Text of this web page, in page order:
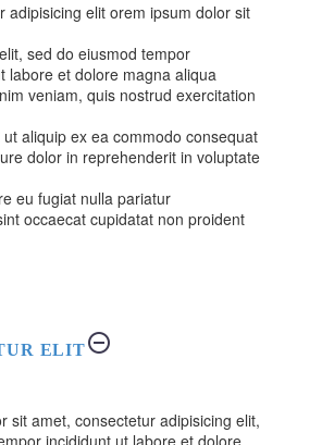
adipisicing elit orem ipsum dolor sit
sed do eiusmod tempor
labore et dolore magna aliqua
veniam, quis nostrud exercitation
ut aliquip ex ea commodo consequat
dolor in reprehenderit in voluptate
eu fugiat nulla pariatur
occaecat cupidatat non proident
ELIT
sit amet, consectetur adipisicing elit,
incididunt ut labore et dolore